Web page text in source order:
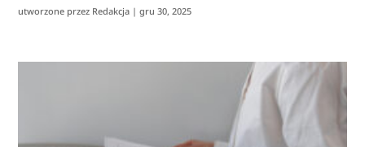
utworzone przez Redakcja |gru 30, 2025